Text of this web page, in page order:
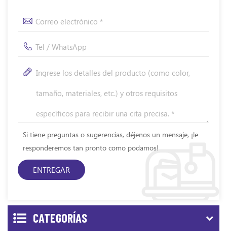
Si tiene preguntas o sugerencias, déjenos un mensaje, ¡le
responderemos tan pronto como podamos!
CATEGORÍAS